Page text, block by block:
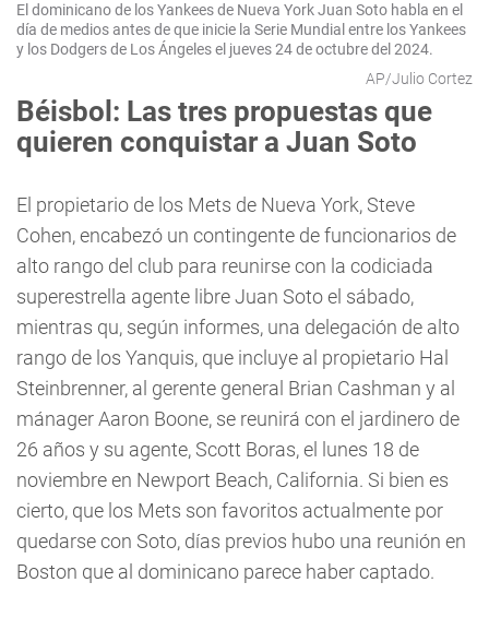
El dominicano de los Yankees de Nueva York Juan Soto habla en el
día de medios antes de que inicie la Serie Mundial entre los Yankees
y los Dodgers de Los Ángeles el jueves 24 de octubre del 2024.
AP/Julio Cortez
Béisbol: Las tres propuestas que
quieren conquistar a Juan Soto
El propietario de los Mets de Nueva York, Steve
Cohen, encabezó un contingente de funcionarios de
alto rango del club para reunirse con la codiciada
superestrella agente libre Juan Soto el sábado,
mientras qu, según informes, una delegación de alto
rango de los Yanquis, que incluye al propietario Hal
Steinbrenner, al gerente general Brian Cashman y al
mánager Aaron Boone, se reunirá con el jardinero de
26 años y su agente, Scott Boras, el lunes 18 de
noviembre en Newport Beach, California. Si bien es
cierto, que los Mets son favoritos actualmente por
quedarse con Soto, días previos hubo una reunión en
Boston que al dominicano parece haber captado.